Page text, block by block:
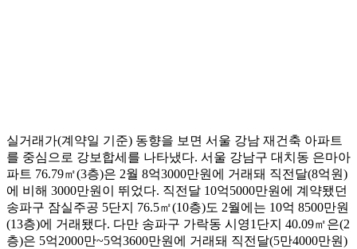
실거래가(계약일 기준) 동향을 보면 서울 강남 재건축 아파트
를 중심으로 강보합세를 나타냈다. 서울 강남구 대치동 은마아
파트 76.79㎡(3층)은 2월 8억3000만원에 거래돼 직전달(8억원)
에 비해 3000만원이 뛰었다. 직전달 10억5000만원에 계약됐던
송파구 잠실주공 5단지 76.5㎡(10층)도 2월에는 10억 8500만원
(13층)에 거래됐다. 다만 송파구 가락동 시영1단지 40.09㎡은(2
층)은 5억2000만~5억3600만원에 거래돼 직전달(5만4000만원)